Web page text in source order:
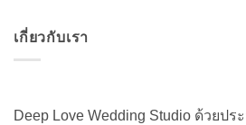
เกี่ยวกับเรา
Deep Love Wedding Studio ด้วยป